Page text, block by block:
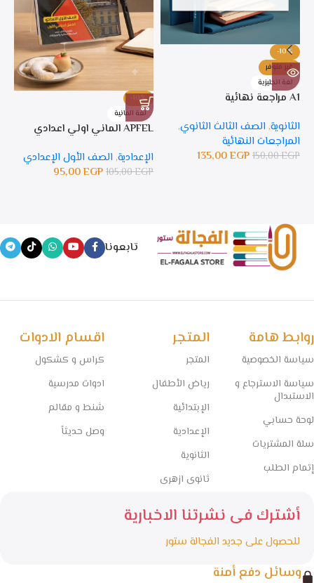
-10%
غير متوفر
لغة انجليزية
A1 مراجعة نهائية
الثانوية, الصف الثالث الثانوي,
المراجعات النهائية
150,00EGP
135,00EGP
-10%
لغة المانية
APFEL الماني اولي اعدادي
الإعدادية, الصف الأول الإعدادي
105,00EGP
95,00EGP
تابعونا
روابط هامة
سياسة الخصوصية
سياسة الاسترجاع و
الاستبدال
لوحة حسابي
سلة المشتريات
إتمام الطلب
المتجر
المتجر
رياض الأطفال
الإبتدائية
الإعدادية
الثانوية
ثانوى ازهرى
اقسام الادوات
كراس و كشكول
ادوات مدرسية
شنط و مقالم
وصل حديثاً
أشترك فى نشرتنا الاخبارية
للحصول على جديد الفجالة ستور
وسائل دفع أمنة